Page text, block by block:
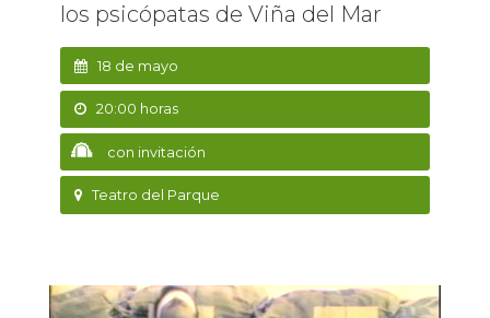
los psicópatas de Viña del Mar
18 de mayo
20:00 horas
con invitación
Teatro del Parque